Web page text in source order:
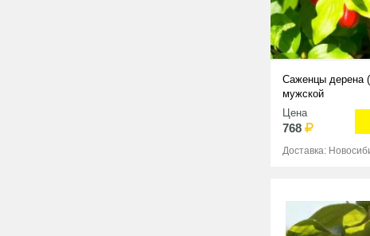
Саженцы дерена
мужской
Цена
768
Доставка: